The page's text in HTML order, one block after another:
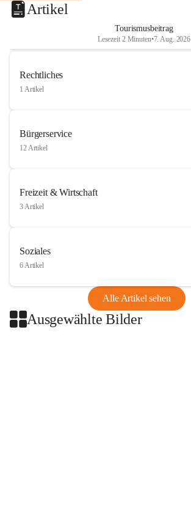
Artikel
Tourismusbeitrag
Lesezeit 2 Minuten•7. Aug. 2026
Rechtliches
1 Artikel
Bürgerservice
12 Artikel
Freizeit & Wirtschaft
3 Artikel
Soziales
6 Artikel
Alle Artikel sehen
Ausgewählte Bilder